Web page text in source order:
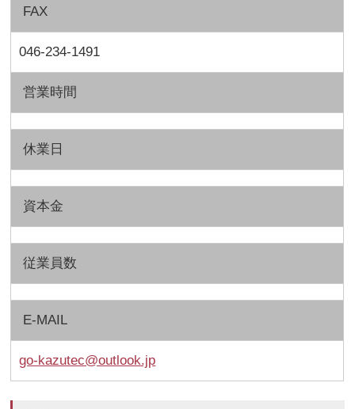
FAX
046-234-1491
営業時間
休業日
資本金
従業員数
E-MAIL
go-kazutec@outlook.jp